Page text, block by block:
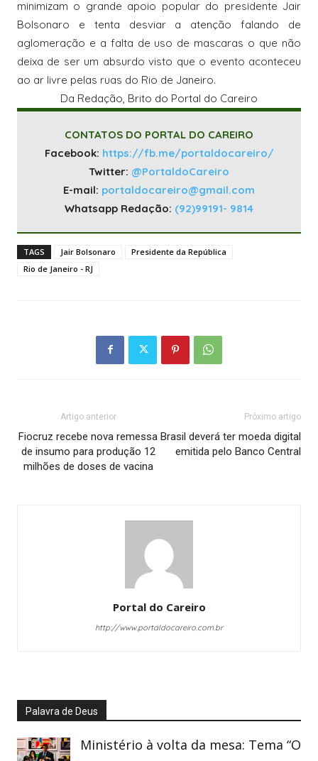
minimizam o grande apoio popular do presidente Jair
Bolsonaro e tenta desviar a atenção falando de
aglomeração e a falta de uso de mascaras o que não
deixa de ser um absurdo visto que o evento aconteceu
ao ar livre pelas ruas do Rio de Janeiro.
Da Redação, Brito do Portal do Careiro
CONTATOS DO PORTAL DO CAREIRO
Facebook: https://fb.me/portaldocareiro/
Twitter: @PortaldoCareiro
E-mail: portaldocareiro@gmail.com
Whatsapp Redação: (92)99191- 9814
TAGS Jair Bolsonaro
Presidente da República
Rio de Janeiro - RJ
Artigo anterior
Fiocruz recebe nova remessa
de insumo para produção 12
milhões de doses de vacina
Próximo artigo
Brasil deverá ter moeda digital
emitida pelo Banco Central
Portal do Careiro
http://www.portaldocareiro.com.br
Palavra de Deus
Ministério à volta da mesa: Tema “O